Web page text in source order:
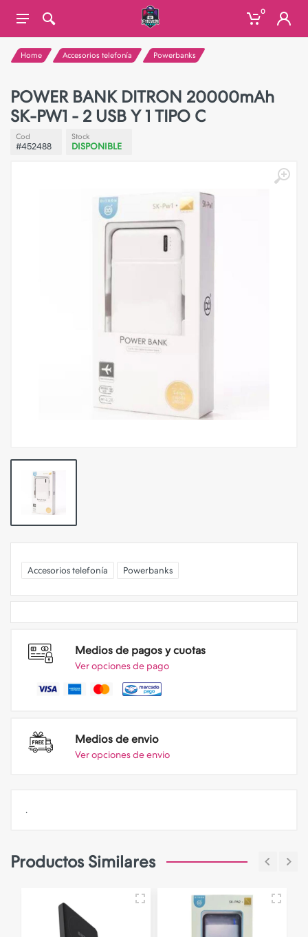
0
Home Accesorios telefonía Powerbanks
POWER BANK DITRON 20000mAh
SK-PW1 - 2 USB Y 1 TIPO C
Cod
#452488
Stock
DISPONIBLE
Accesorios telefonía Powerbanks
Medios de pagos y cuotas
Ver opciones de pago
Medios de envio
Ver opciones de envio
.
Productos Similares